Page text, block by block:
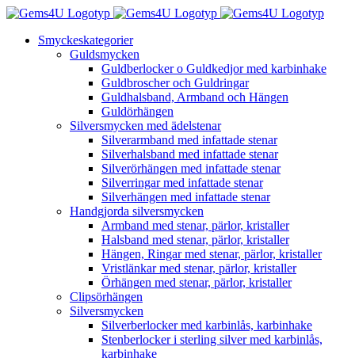
Fortsätt
innehålletSmyckeskategorier
Guldsmycken
Guldberlocker o Guldkedjor med karbinhake
Guldbroscher och Guldringar
Guldhalsband, Armband och Hängen
Guldörhängen
Silversmycken med ädelstenar
Silverarmband med infattade stenar
Silverhalsband med infattade stenar
Silverörhängen med infattade stenar
Silverringar med infattade stenar
Silverhängen med infattade stenar
Handgjorda silversmycken
Armband med stenar, pärlor, kristaller
Halsband med stenar, pärlor, kristaller
Hängen, Ringar med stenar, pärlor, kristaller
Vristlänkar med stenar, pärlor, kristaller
Örhängen med stenar, pärlor, kristaller
Clipsörhängen
Silversmycken
Silverberlocker med karbinlås, karbinhake
Stenberlocker i sterling silver med karbinlås,
karbinhake